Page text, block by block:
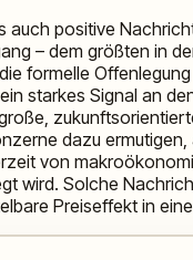
positive
– dem größten in
formelle
starkes Signal an
dazu
von
wird. Solche
Preiseffekt in